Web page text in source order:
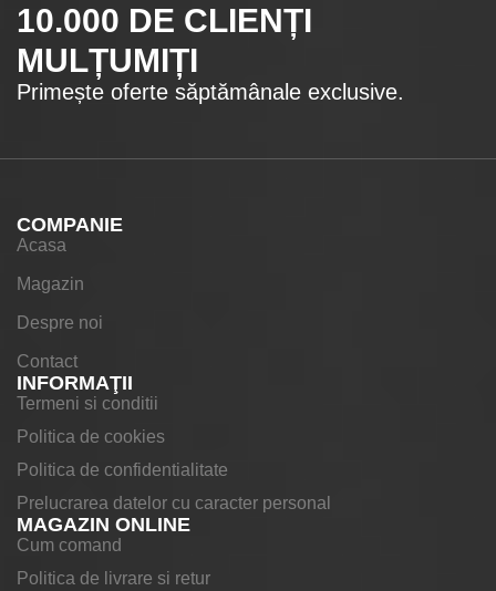
10.000 DE CLIENȚI
MULȚUMIȚI
Primește oferte săptămânale exclusive.
COMPANIE
Acasa
Magazin
Despre noi
Contact
INFORMAŢII
Termeni si conditii
Politica de cookies
Politica de confidentialitate
Prelucrarea datelor cu caracter personal
MAGAZIN ONLINE
Cum comand
Politica de livrare si retur